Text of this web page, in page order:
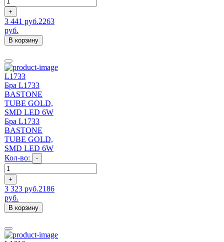
+
3 441 руб.2263
руб.
В корзину
L1733
Бра L1733
BASTONE
TUBE GOLD,
SMD LED 6W
Бра L1733
BASTONE
TUBE GOLD,
SMD LED 6W
Кол-во:
-
+
3 323 руб.2186
руб.
В корзину